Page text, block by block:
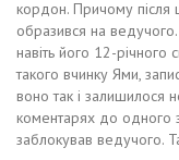
кордон. Причому після
образився на
навіть його 12-річного
такого вчинку Ями,
воно так і залишилося
коментарях до одного з
заблокував ведучого.